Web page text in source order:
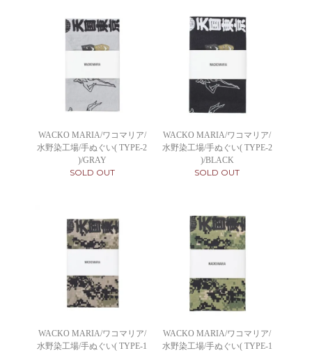
WACKO MARIA/ワコマリア/
水野染工場/手ぬぐい( TYPE-2
)/GRAY
SOLD OUT
WACKO MARIA/ワコマリア/
水野染工場/手ぬぐい( TYPE-2
)/BLACK
SOLD OUT
WACKO MARIA/ワコマリア/
水野染工場/手ぬぐい( TYPE-1
WACKO MARIA/ワコマリア/
水野染工場/手ぬぐい( TYPE-1